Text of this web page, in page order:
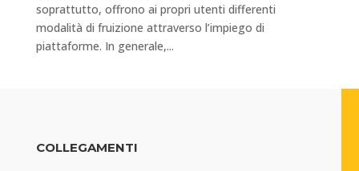
soprattutto, offrono ai propri utenti differenti
modalità di fruizione attraverso l’impiego di
piattaforme. In generale,...
COLLEGAMENTI